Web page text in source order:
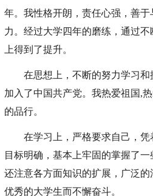
年。我性格开朗，责任心强，善
力。经过大学四年的磨练，通过
上得到了提升。
在思想上，不断的努力学习
加入了中国共产党。我热爱祖国,
的品行。
在学习上，严格要求自己，
目标明确，基本上牢固的掌握了
还注意各方面知识的扩展，广泛
优秀的大学生而不懈奋斗。